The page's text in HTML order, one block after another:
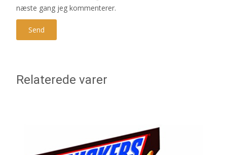
næste gang jeg kommenterer.
Relaterede varer